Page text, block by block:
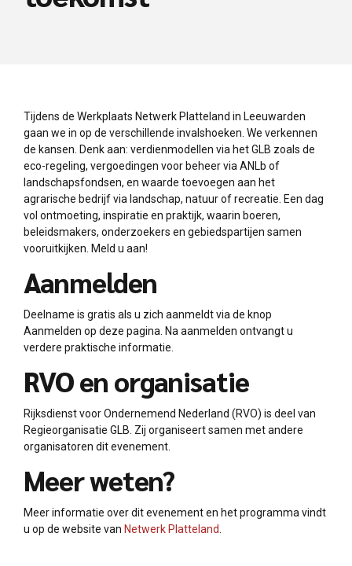
Tijdens de Werkplaats Netwerk Platteland in Leeuwarden
gaan we in op de verschillende invalshoeken. We verkennen
de kansen. Denk aan: verdienmodellen via het GLB zoals de
eco-regeling, vergoedingen voor beheer via ANLb of
landschapsfondsen, en waarde toevoegen aan het
agrarische bedrijf via landschap, natuur of recreatie. Een dag
vol ontmoeting, inspiratie en praktijk, waarin boeren,
beleidsmakers, onderzoekers en gebiedspartijen samen
vooruitkijken. Meld u aan!
Aanmelden
Deelname is gratis als u zich aanmeldt via de knop
Aanmelden op deze pagina. Na aanmelden ontvangt u
verdere praktische informatie.
RVO en organisatie
Rijksdienst voor Ondernemend Nederland (RVO) is deel van
Regieorganisatie GLB. Zij organiseert samen met andere
organisatoren dit evenement.
Meer weten?
Meer informatie over dit evenement en het programma vindt
u op de website van Netwerk Platteland